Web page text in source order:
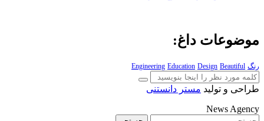
موضوعات داغ:
رنگ Engineering Education Design Beautiful
طراحی و تولید مستر دانستنی
News Agency